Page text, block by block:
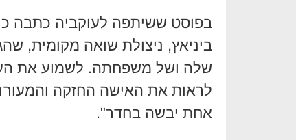
בפוסט ששיתפה לעוקביה כתבה
ביניאץ, ניצולת שואה מקומית,
שלה ושל משפחתה. לשמוע את
לראות את האישה החזקה
אחת יבשה בחדר".